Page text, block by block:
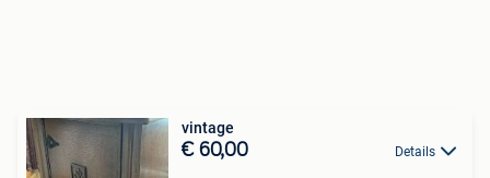
vintage
€ 60,00 Details